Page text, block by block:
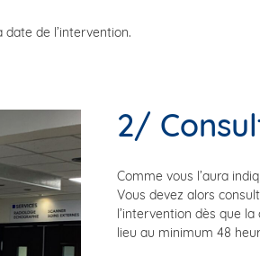
de l’intervention.
2/
Comme vous l’aura
Vous devez alors
l’intervention dès que
lieu au minimum 48